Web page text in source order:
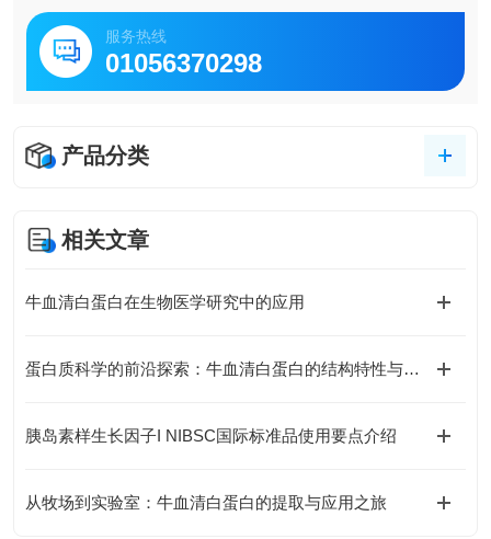
服务热线
01056370298
产品分类
相关文章
牛血清白蛋白在生物医学研究中的应用
蛋白质科学的前沿探索：牛血清白蛋白的结构特性与生物活性深度剖析
胰岛素样生长因子I NIBSC国际标准品使用要点介绍
从牧场到实验室：牛血清白蛋白的提取与应用之旅